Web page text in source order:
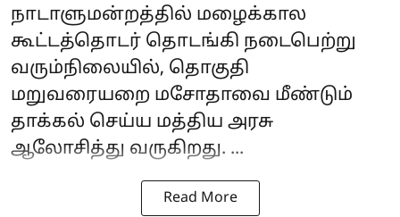
நாடாளுமன்றத்தில் மழைக்கால
கூட்டத்தொடர் தொடங்கி நடைபெற்று
வரும்நிலையில், தொகுதி
மறுவரையறை மசோதாவை மீண்டும்
தாக்கல் செய்ய மத்திய அரசு
ஆலோசித்து வருகிறது. ...
Read More